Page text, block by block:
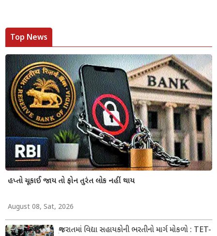
Top News
હપ્તો ચૂકાઈ જાય તો ફોન તુરંત લોક નહીં થાય
August 08, Sat, 2026
ગુજરાતમાં વિદ્યા સહાયકોની ભરતીનો માર્ગ મોકળો : TET-